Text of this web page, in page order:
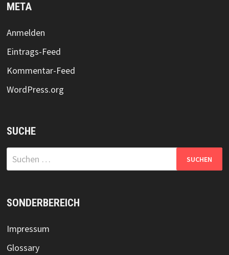
META
Anmelden
Eintrags-Feed
Kommentar-Feed
WordPress.org
SUCHE
Suchen
nach:
SONDERBEREICH
Impressum
Glossary